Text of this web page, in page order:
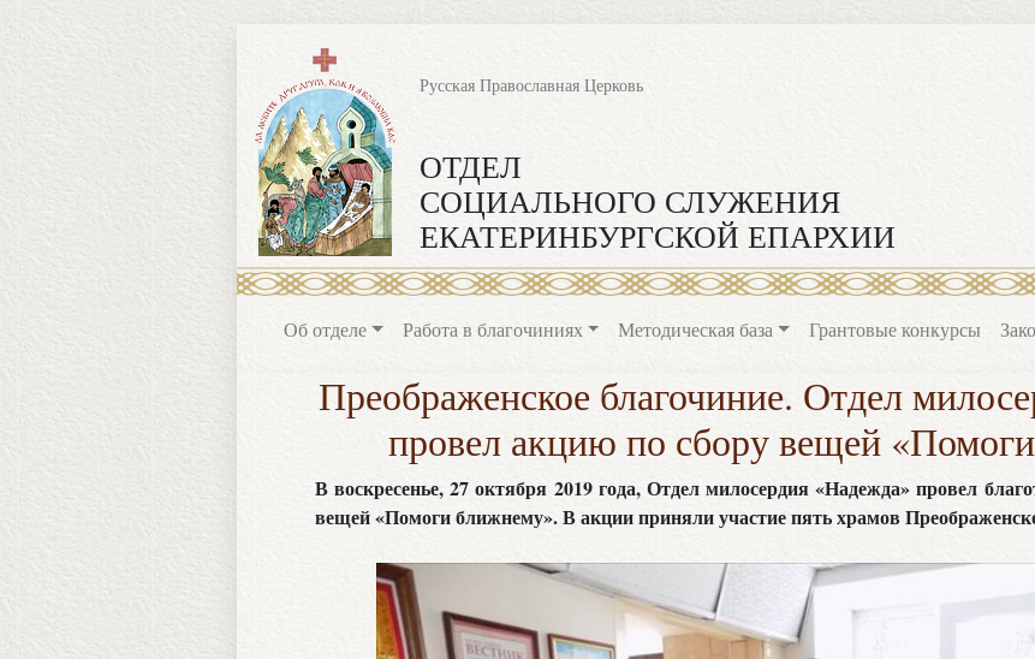
Русская Православная Церковь
ОТДЕЛ
СОЦИАЛЬНОГО СЛУЖЕНИЯ
ЕКАТЕРИНБУРГСКОЙ ЕПАРХИИ
Об отделе Работа в благочиниях Методическая база Грантовые конкурсы
Преображенское благочиние. Отдел
провел акцию по сбору вещей
В воскресенье, 27 октября 2019 года, Отдел милосердия «Надежда» провел
вещей «Помоги ближнему». В акции приняли участие пять храмов